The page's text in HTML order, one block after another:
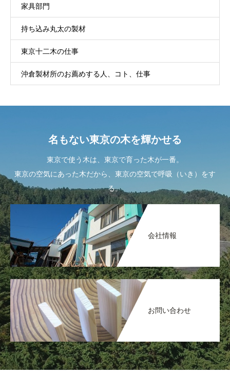
家具部門
持ち込み丸太の製材
東京十二木の仕事
沖倉製材所のお薦めする人、コト、仕事
名もない東京の木を輝かせる
東京で使う木は、東京で育った木が一番。
東京の空気にあった木だから、東京の空気で呼吸（いき）をす
る。
会社情報
お問い合わせ